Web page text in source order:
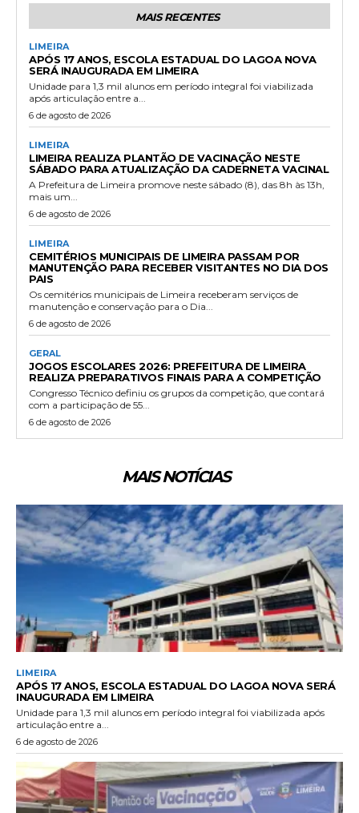
MAIS RECENTES
LIMEIRA
APÓS 17 ANOS, ESCOLA ESTADUAL DO LAGOA NOVA
SERÁ INAUGURADA EM LIMEIRA
Unidade para 1,3 mil alunos em período integral foi viabilizada
após articulação entre a...
6 de agosto de 2026
LIMEIRA
LIMEIRA REALIZA PLANTÃO DE VACINAÇÃO NESTE
SÁBADO PARA ATUALIZAÇÃO DA CADERNETA VACINAL
A Prefeitura de Limeira promove neste sábado (8), das 8h às 13h,
mais um...
6 de agosto de 2026
LIMEIRA
CEMITÉRIOS MUNICIPAIS DE LIMEIRA PASSAM POR
MANUTENÇÃO PARA RECEBER VISITANTES NO DIA DOS
PAIS
Os cemitérios municipais de Limeira receberam serviços de
manutenção e conservação para o Dia...
6 de agosto de 2026
GERAL
JOGOS ESCOLARES 2026: PREFEITURA DE LIMEIRA
REALIZA PREPARATIVOS FINAIS PARA A COMPETIÇÃO
Congresso Técnico definiu os grupos da competição, que contará
com a participação de 55...
6 de agosto de 2026
MAIS NOTÍCIAS
LIMEIRA
APÓS 17 ANOS, ESCOLA ESTADUAL DO LAGOA NOVA SERÁ
INAUGURADA EM LIMEIRA
Unidade para 1,3 mil alunos em período integral foi viabilizada após
articulação entre a...
6 de agosto de 2026